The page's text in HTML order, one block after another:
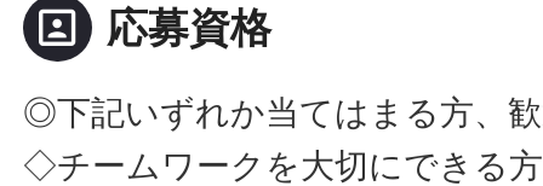
portrait 応募資格
◎下記いずれか当てはまる方、
◇チームワークを大切にできる方